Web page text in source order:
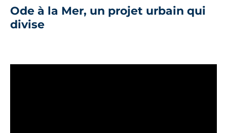
Ode à la Mer, un projet urbain qui
divise